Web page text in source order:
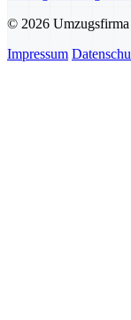
© 2026
Impressum